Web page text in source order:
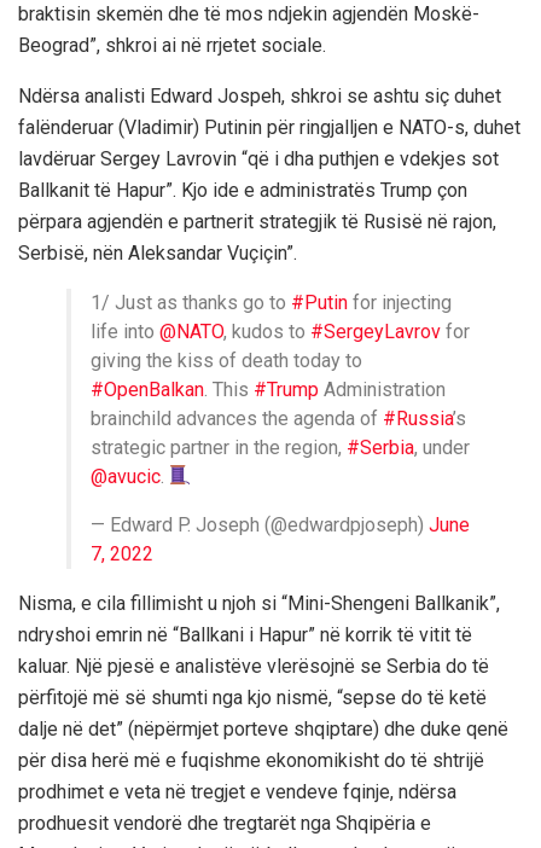
braktisin skemën dhe të mos ndjekin agjendën Moskë-
Beograd”, shkroi ai në rrjetet sociale.
Ndërsa analisti Edward Jospeh, shkroi se ashtu siç duhet
falënderuar (Vladimir) Putinin për ringjalljen e NATO-s, duhet
lavdëruar Sergey Lavrovin “që i dha puthjen e vdekjes sot
Ballkanit të Hapur”. Kjo ide e administratës Trump çon
përpara agjendën e partnerit strategjik të Rusisë në rajon,
Serbisë, nën Aleksandar Vuçiçin”.
1/ Just as thanks go to #Putin for injecting
life into @NATO, kudos to #SergeyLavrov for
giving the kiss of death today to
#OpenBalkan . This #Trump Administration
brainchild advances the agenda of #Russia’s
strategic partner in the region, #Serbia, under
@avucic
— Edward P. Joseph (@edwardpjoseph) June
7, 2022
Nisma, e cila fillimisht u njoh si “Mini-Shengeni Ballkanik”,
ndryshoi emrin në “Ballkani i Hapur” në korrik të vitit të
kaluar. Një pjesë e analistëve vlerësojnë se Serbia do të
përfitojë më së shumti nga kjo nismë, “sepse do të ketë
dalje në det” (nëpërmjet porteve shqiptare) dhe duke qenë
për disa herë më e fuqishme ekonomikisht do të shtrijë
prodhimet e veta në tregjet e vendeve fqinje, ndërsa
prodhuesit vendorë dhe tregtarët nga Shqipëria e